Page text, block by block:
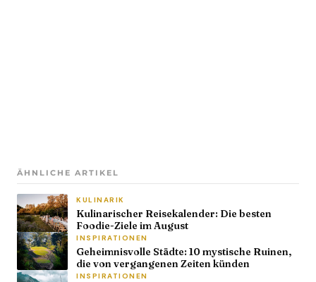
ÄHNLICHE ARTIKEL
KULINARIK
Kulinarischer Reisekalender: Die besten
Foodie-Ziele im August
INSPIRATIONEN
Geheimnisvolle Städte: 10 mystische Ruinen,
die von vergangenen Zeiten künden
INSPIRATIONEN